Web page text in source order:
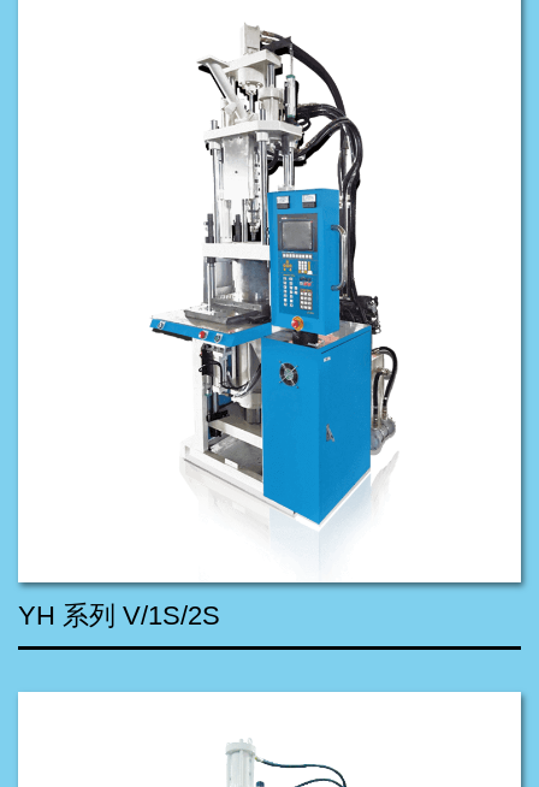
YH 系列 V/1S/2S